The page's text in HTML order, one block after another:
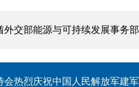
交部能源与可持续发展事务
热烈庆祝中国人民解放军建